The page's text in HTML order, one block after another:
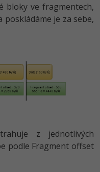
bloky ve fragmentech,
je za sebe,
z jednotlivých
podle Fragment offset